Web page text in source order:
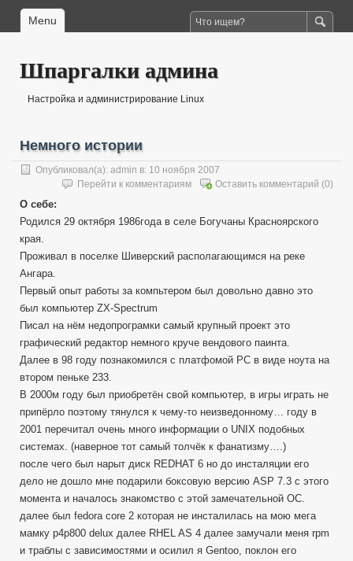
Menu
Шпаргалки админа
Настройка и администрирование Linux
Немного истории
Опубликовал(а): admin в: 10 ноября 2007
Оставить комментарий (0)
Перейти к комментариям
О себе:
Родился 29 октября 1986года в селе Богучаны Красноярского
края.
Проживал в поселке Шиверский располагающимся на реке
Ангара.
Первый опыт работы за компьтером был довольно давно это
был компьютер ZX-Spectrum
Писал на нём недопрограмки самый крупный проект это
графический редактор немного круче вендового паинта.
Далее в 98 году познакомился с платфомой PC в виде ноута на
втором пеньке 233.
В 2000м году был приобретён свой компьютер, в игры играть не
припёрло поэтому тянулся к чему-то неизведонному… году в
2001 перечитал очень много информации о UNIX подобных
системах. (наверное тот самый толчёк к фанатизму….)
после чего был нарыт диск REDHAT 6 но до инсталяции его
дело не дошло мне подарили боксовую версию ASP 7.3 c этого
момента и началось знакомство с этой замечательной ОС.
далее был fedora core 2 которая не инсталилась на мою мега
мамку p4p800 delux далее RHEL AS 4 далее замучали меня rpm
и траблы с зависимостями и осилил я Gentoo, поклон его